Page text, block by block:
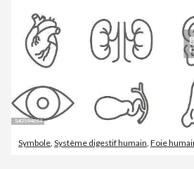
Symbole, Système digestif humain, Foie